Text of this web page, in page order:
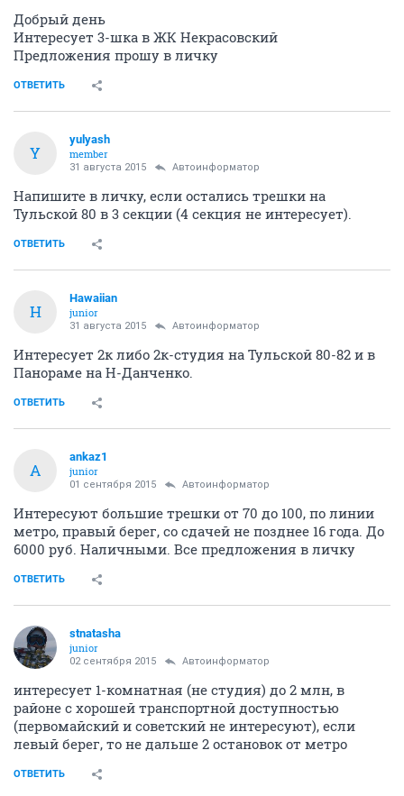
Добрый день
Интересует 3-шка в ЖК Некрасовский
Предложения прошу в личку
ОТВЕТИТЬ
Y
yulyash
member
31 августа 2015 Автоинформатор
Напишите в личку, если остались трешки на
Тульской 80 в 3 секции (4 секция не интересует).
ОТВЕТИТЬ
H
Hawaiian
junior
31 августа 2015 Автоинформатор
Интересует 2к либо 2к-студия на Тульской 80-82 и в
Панораме на Н-Данченко.
ОТВЕТИТЬ
A
ankaz1
junior
01 сентября 2015 Автоинформатор
Интересуют большие трешки от 70 до 100, по линии
метро, правый берег, со сдачей не позднее 16 года. До
6000 руб. Наличными. Все предложения в личку
ОТВЕТИТЬ
stnatasha
junior
02 сентября 2015 Автоинформатор
интересует 1-комнатная (не студия) до 2 млн, в
районе с хорошей транспортной доступностью
(первомайский и советский не интересуют), если
левый берег, то не дальше 2 остановок от метро
ОТВЕТИТЬ